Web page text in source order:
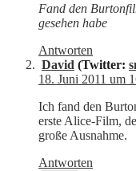
Fand den
gesehen habe
Antworten
David (Twitter:
18. Juni 2011 um
Ich fand den
erste Alice-Film,
große Ausnahme.
Antworten